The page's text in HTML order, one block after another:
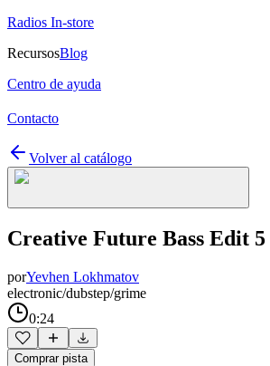
Radios In-store
RecursosBlog
Centro de ayuda
Contacto
Volver al catálogo
Creative Future Bass Edit 5
porYevhen Lokhmatov
electronic/dubstep/grime
0:24
Comprar pista